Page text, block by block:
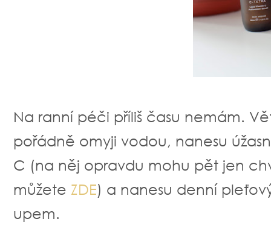
Na ranní péči příliš času nemám.
pořádně omyji vodou, nanesu
C (na něj opravdu mohu pět jen
můžete ZDE) a nanesu denní
upem.